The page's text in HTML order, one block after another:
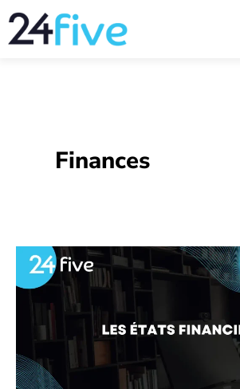
Aller
contenu
Finances
Les
états
financiers